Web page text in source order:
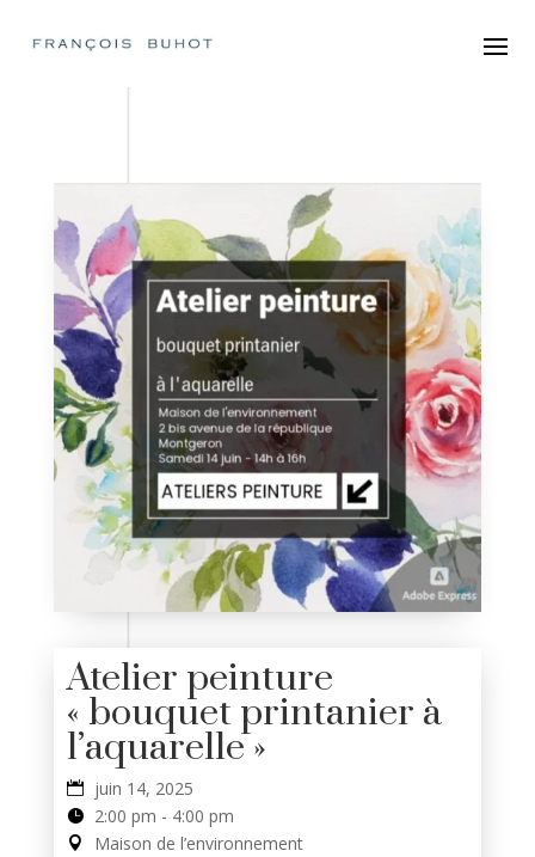
Atelier peinture
« bouquet printanier à
l’aquarelle »
juin 14, 2025
2:00 pm - 4:00 pm
Maison de l’environnement